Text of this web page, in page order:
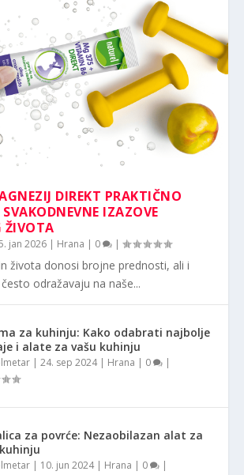
DIREKT PRAKTIČNO
SVAKODNEVNE IZAZOVE
ŽIVOTA
jan 2026 | Hrana | 0 |
života donosi brojne prednosti, ali i
odražavaju na naše...
za kuhinju: Kako odabrati najbolje
i alate za vašu kuhinju
|24. sep 2024| Hrana | 0 |
za povrće: Nezaobilazan alat za
| 10. jun 2024| Hrana | 0 |